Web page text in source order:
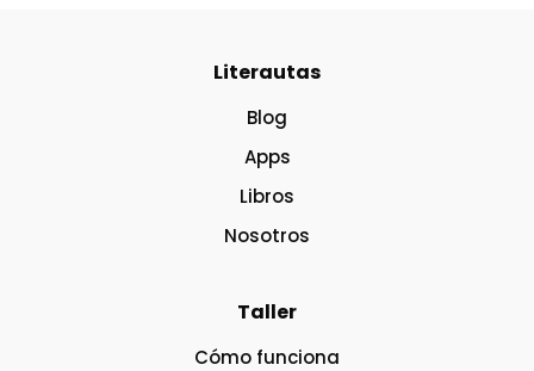
Literautas
Blog
Apps
Libros
Nosotros
Taller
Cómo funciona